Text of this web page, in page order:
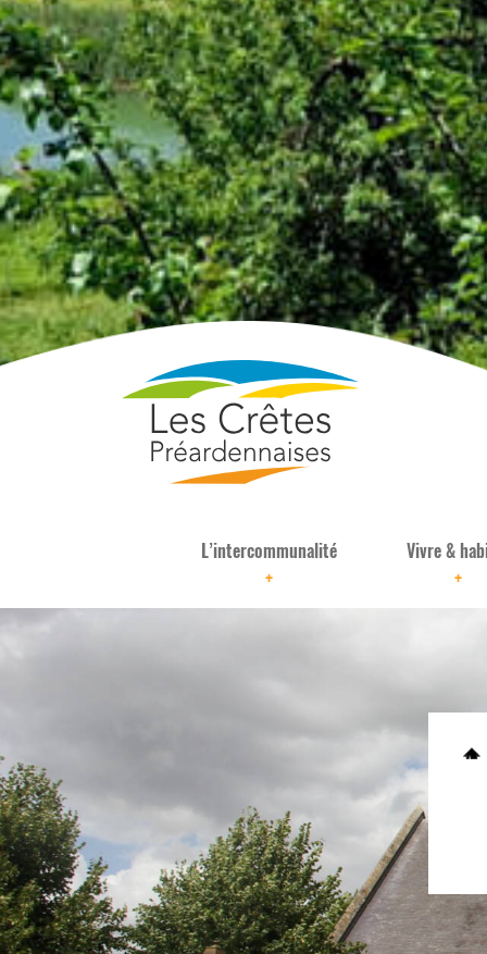
+
L’intercommunalité
+
Vivre &